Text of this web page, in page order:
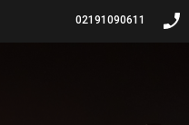
02191090611